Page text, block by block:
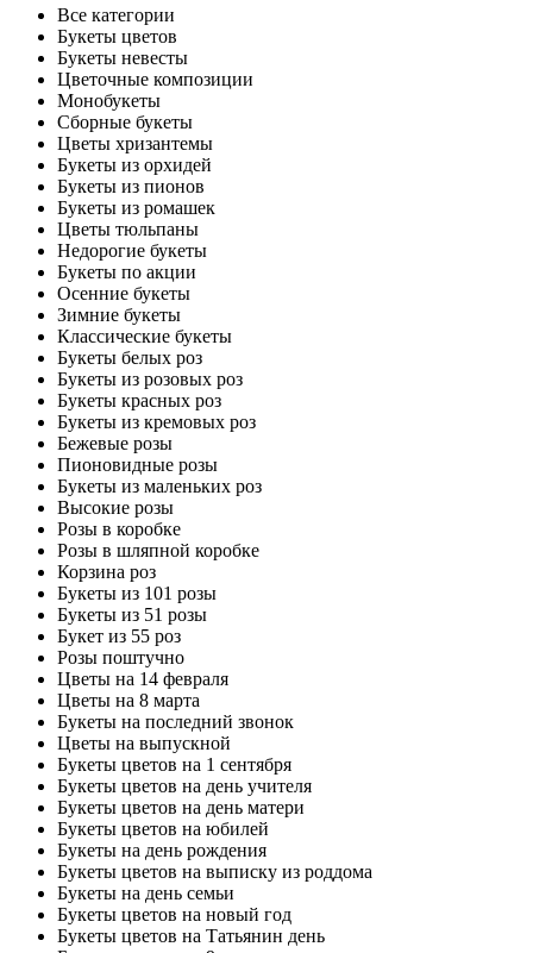
Все категории
Букеты цветов
Букеты невесты
Цветочные композиции
Монобукеты
Сборные букеты
Цветы хризантемы
Букеты из орхидей
Букеты из пионов
Букеты из ромашек
Цветы тюльпаны
Недорогие букеты
Букеты по акции
Осенние букеты
Зимние букеты
Классические букеты
Букеты белых роз
Букеты из розовых роз
Букеты красных роз
Букеты из кремовых роз
Бежевые розы
Пионовидные розы
Букеты из маленьких роз
Высокие розы
Розы в коробке
Розы в шляпной коробке
Корзина роз
Букеты из 101 розы
Букеты из 51 розы
Букет из 55 роз
Розы поштучно
Цветы на 14 февраля
Цветы на 8 марта
Букеты на последний звонок
Цветы на выпускной
Букеты цветов на 1 сентября
Букеты цветов на день учителя
Букеты цветов на день матери
Букеты цветов на юбилей
Букеты на день рождения
Букеты цветов на выписку из роддома
Букеты на день семьи
Букеты цветов на новый год
Букеты цветов на Татьянин день